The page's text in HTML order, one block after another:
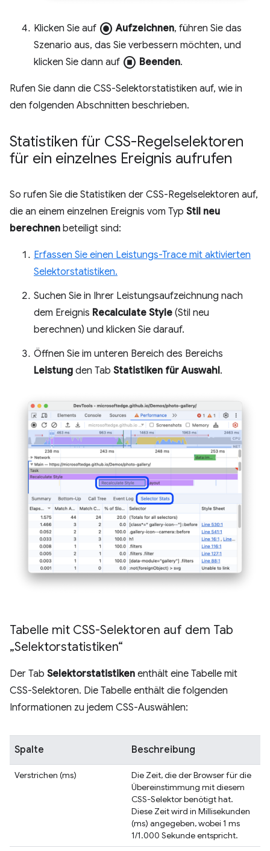
Klicken Sie auf radio_button_checked Aufzeichnen, führen Sie das
Szenario aus, das Sie verbessern möchten, und
klicken Sie dann auf stop_circle Beenden.
Rufen Sie dann die CSS-Selektorstatistiken auf, wie in
den folgenden Abschnitten beschrieben.
Statistiken für CSS-Regelselektoren
für ein einzelnes Ereignis aufrufen
So rufen Sie die Statistiken der CSS-Regelselektoren auf,
die an einem einzelnen Ereignis vom Typ Stil neu
berechnen beteiligt sind:
Erfassen Sie einen Leistungs-Trace mit aktivierten
Selektorstatistiken.
Suchen Sie in Ihrer Leistungsaufzeichnung nach
dem Ereignis Recalculate Style (Stil neu
berechnen) und klicken Sie darauf.
Öffnen Sie im unteren Bereich des Bereichs
Leistung den Tab Statistiken für Auswahl.
Tabelle mit CSS-Selektoren auf dem Tab
„Selektorstatistiken“
Der Tab Selektorstatistiken enthält eine Tabelle mit
CSS-Selektoren. Die Tabelle enthält die folgenden
Informationen zu jedem CSS-Auswählen:
Spalte Beschreibung
Verstrichen (ms)
Die Zeit, die der Browser für die
Übereinstimmung mit diesem
CSS-Selektor benötigt hat.
Diese Zeit wird in Millisekunden
(ms) angegeben, wobei 1 ms
1/1.000 Sekunde entspricht.